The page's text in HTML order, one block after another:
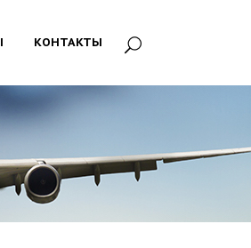
КОНТАКТЫ